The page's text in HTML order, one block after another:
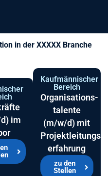
in der XXXXX Branche
im
Kaufmännischer
Bereich
Organisations­
talente
(m/w/d) mit
Projektleitungs­
erfahrung
zu den
Stellen